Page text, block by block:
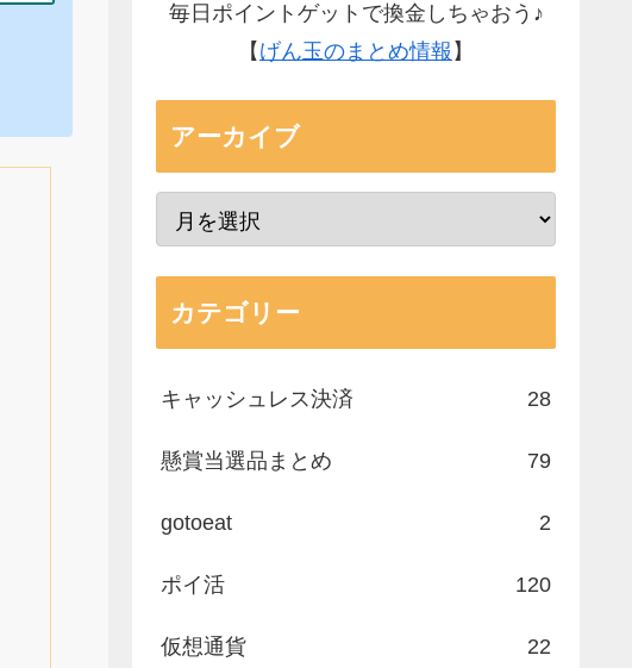
毎日ポイントゲットで換金しちゃおう♪
【 げん玉のまとめ情報 】
アーカイブ
カテゴリー
キャッシュレス決済 28
懸賞当選品まとめ 79
gotoeat 2
ポイ活 120
仮想通貨 22